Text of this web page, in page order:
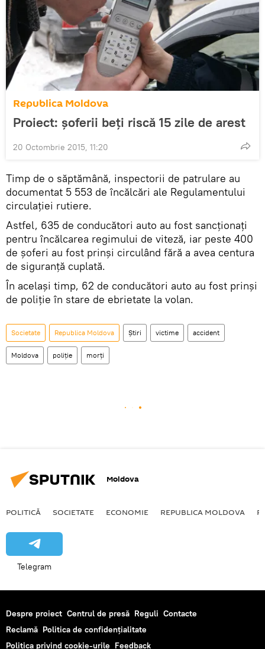
Republica Moldova
Proiect: şoferii beţi riscă 15 zile de arest
20 Octombrie 2015, 11:20
Timp de o săptămână, inspectorii de patrulare au
documentat 5 553 de încălcări ale Regulamentului
circulaţiei rutiere.
Astfel, 635 de conducători auto au fost sancţionaţi
pentru încălcarea regimului de viteză, iar peste 400
de şoferi au fost prinşi circulând fără a avea centura
de siguranţă cuplată.
În același timp, 62 de conducători auto au fost prinşi
de poliţie în stare de ebrietate la volan.
Societate Republica Moldova Știri victime accident
Moldova poliţie morţi
Moldova
POLITICĂ SOCIETATE ECONOMIE REPUBLICA MOLDOVA
Telegram
Despre proiect Centrul de presă Reguli Contacte
Reclamă Politica de confidențialitate
Politica privind cookie-urile Feedback